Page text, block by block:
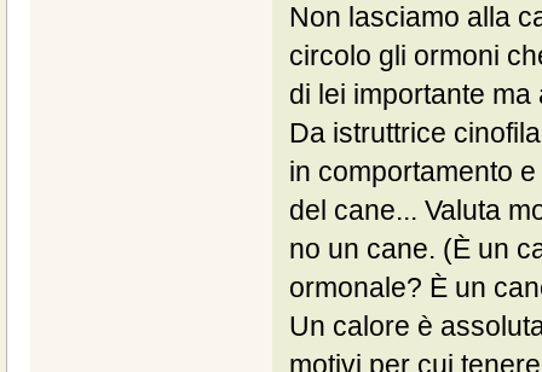
Non lasciamo alla
circolo gli ormoni
di lei importante
Da istruttrice
in comportamento
del cane... Valuta
no un cane. (È un
ormonale? È un
Un calore è
motivi per cui